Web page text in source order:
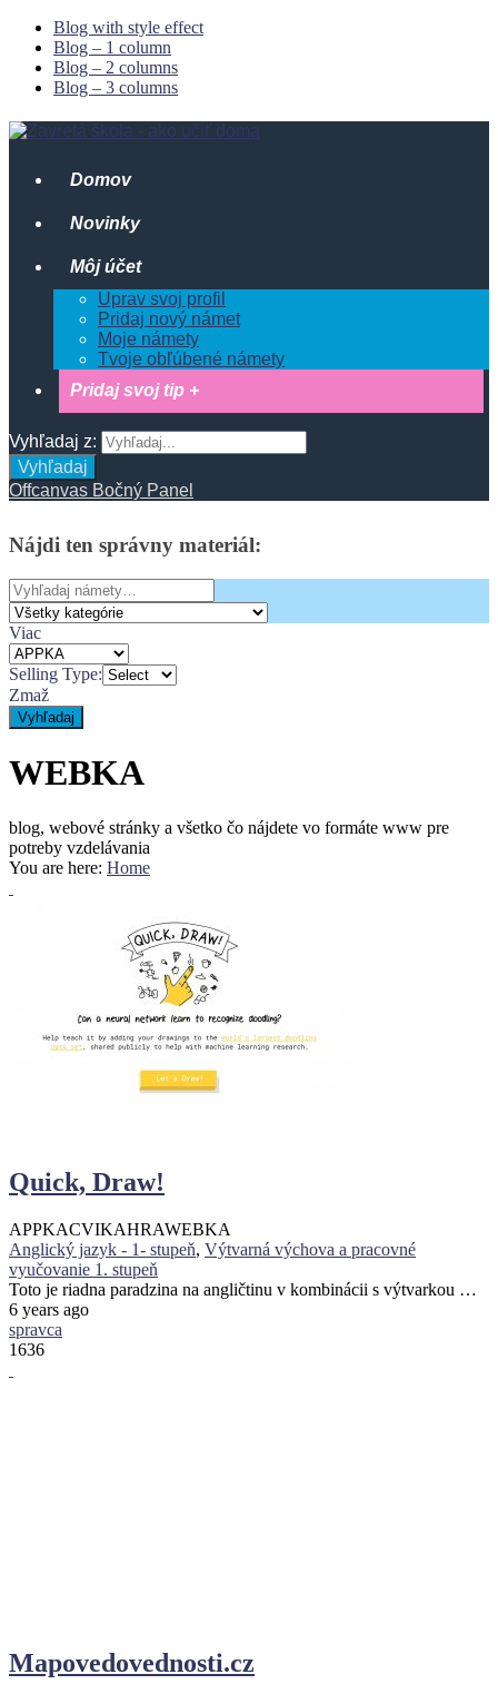
Blog with style effect
Blog – 1 column
Blog – 2 columns
Blog – 3 columns
Domov
Novinky
Môj účet
Uprav svoj profil
Pridaj nový námet
Moje námety
Tvoje obľúbené námety
Pridaj svoj tip +
Vyhľadaj z:
Vyhľadaj
Offcanvas Bočný Panel
Nájdi ten správny materiál:
Search
for:
Viac
Selling Type:
Zmaž
Vyhľadaj
WEBKA
blog, webové stránky a všetko čo nájdete vo formáte www pre
potreby vzdelávania
You are here: Home
Quick, Draw!
APPKACVIKAHRAWEBKA
Anglický jazyk - 1- stupeň, Výtvarná výchova a pracovné
vyučovanie 1. stupeň
Toto je riadna paradzina na angličtinu v kombinácii s výtvarkou …
6 years ago
spravca
1636
Mapovedovednosti.cz